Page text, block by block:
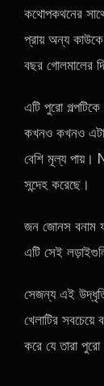
কথোপকথনের
প্রায় অন্য
বছর গোলমালের
এটি পুরো
কখনও কখনও
বেশি মূল্য পায়।
সন্দেহ করেছে।
জন জোনস বনাম
এটি সেই
সেজন্য এই
খেলাটির
করে যে তারা